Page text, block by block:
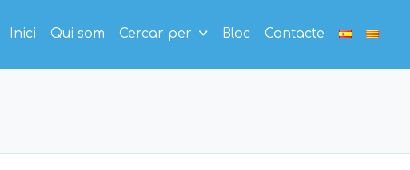
Inici Qui som Cercar per Bloc Contacte